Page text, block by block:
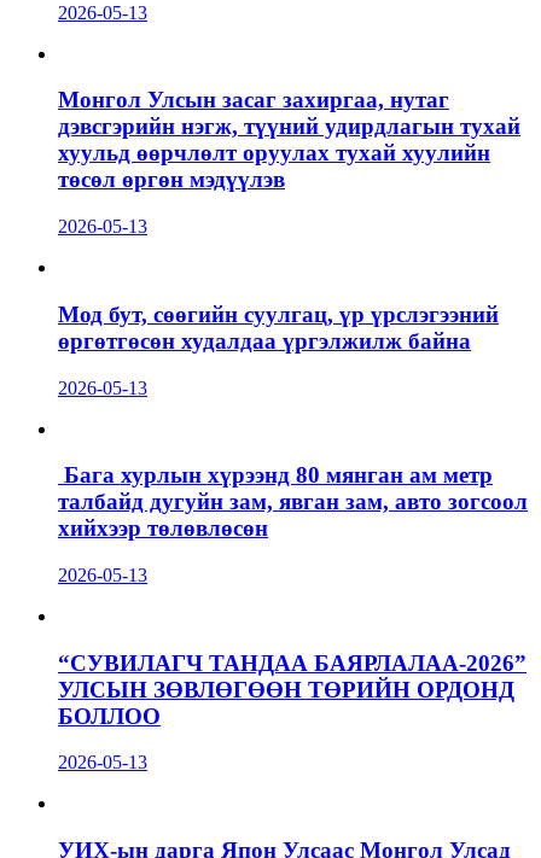
2026-05-13
Монгол Улсын засаг захиргаа, нутаг
дэвсгэрийн нэгж, түүний удирдлагын тухай
хуульд өөрчлөлт оруулах тухай хуулийн
төсөл өргөн мэдүүлэв
2026-05-13
Мод бут, сөөгийн суулгац, үр үрслэгээний
өргөтгөсөн худалдаа үргэлжилж байна
2026-05-13
Бага хурлын хүрээнд 80 мянган ам метр
талбайд дугуйн зам, явган зам, авто зогсоол
хийхээр төлөвлөсөн
2026-05-13
“СУВИЛАГЧ ТАНДАА БАЯРЛАЛАА-2026”
УЛСЫН ЗӨВЛӨГӨӨН ТӨРИЙН ОРДОНД
БОЛЛОО
2026-05-13
УИХ-ын дарга Япон Улсаас Монгол Улсад